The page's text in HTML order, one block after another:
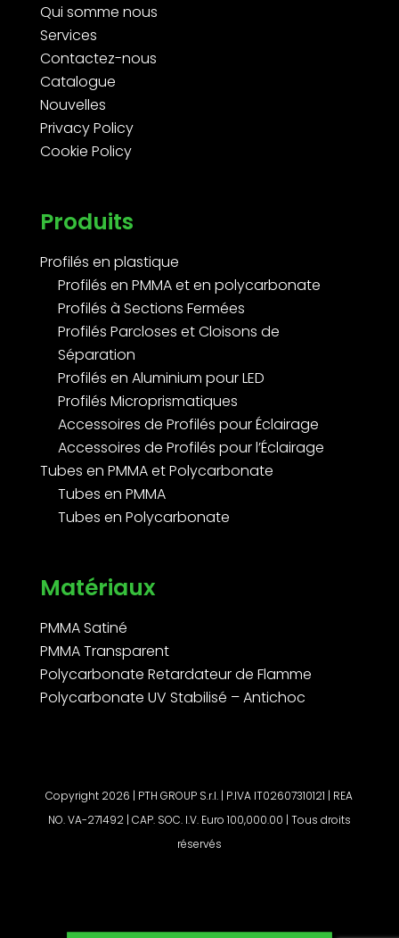
Qui somme nous
Services
Contactez-nous
Catalogue
Nouvelles
Privacy Policy
Cookie Policy
Produits
Profilés en plastique
Profilés en PMMA et en polycarbonate
Profilés à Sections Fermées
Profilés Parcloses et Cloisons de
Séparation
Profilés en Aluminium pour LED
Profilés Microprismatiques
Accessoires de Profilés pour Éclairage
Accessoires de Profilés pour l’Éclairage
Tubes en PMMA et Polycarbonate
Tubes en PMMA
Tubes en Polycarbonate
Matériaux
PMMA Satiné
PMMA Transparent
Polycarbonate Retardateur de Flamme
Polycarbonate UV Stabilisé – Antichoc
Copyright 2026 | PTH GROUP S.r.l. | P.IVA IT02607310121 | REA
NO. VA-271492 | CAP. SOC. I.V. Euro 100,000.00 | Tous droits
réservés